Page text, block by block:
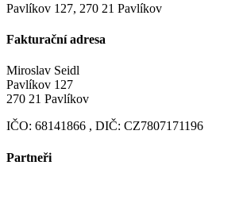
Pavlíkov 127, 270 21 Pavlíkov
Fakturační adresa
Miroslav Seidl
Pavlíkov 127
270 21 Pavlíkov
IČO: 68141866 , DIČ: CZ7807171196
Partneři